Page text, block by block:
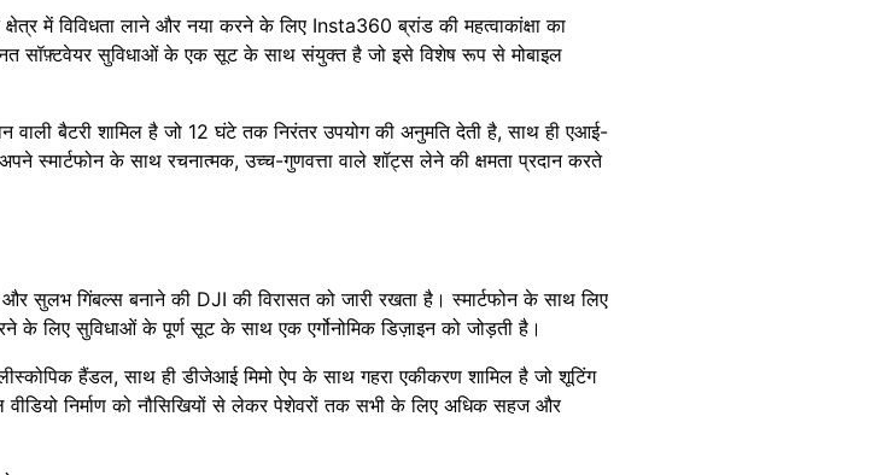
क्षेत्र में विविधता लाने और नया करने के लिए Insta360 ब्रांड की महत्वाकांक्षा का
सॉफ़्टवेयर सुविधाओं के एक सूट के साथ संयुक्त है जो इसे विशेष रूप से मोबाइल
वाली बैटरी शामिल है जो 12 घंटे तक निरंतर उपयोग की अनुमति देती है, साथ ही एआई-
स्मार्टफोन के साथ रचनात्मक, उच्च-गुणवत्ता वाले शॉट्स लेने की क्षमता प्रदान करते
सुलभ गिंबल्स बनाने की DJI की विरासत को जारी रखता है। स्मार्टफोन के साथ लिए
के लिए सुविधाओं के पूर्ण सूट के साथ एक एर्गोनोमिक डिज़ाइन को जोड़ती है।
हैंडल, साथ ही डीजेआई मिमो ऐप के साथ गहरा एकीकरण शामिल है जो शूटिंग
निर्माण को नौसिखियों से लेकर पेशेवरों तक सभी के लिए अधिक सहज और